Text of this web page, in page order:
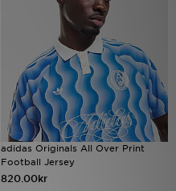
adidas Originals All Over Print
Football Jersey
820.00kr